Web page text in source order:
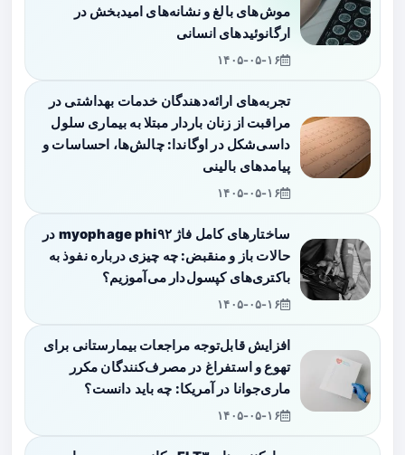
موش‌های بالغ و نشانه‌های امیدبخش در
ارگانوئیدهای انسانی
۱۴۰۵-۰۵-۱۶
تجربه‌های ارائه‌دهندگان خدمات بهداشتی در
مراقبت از زنان باردار مبتلا به بیماری سلول
داسی‌شکل در اوگاندا: چالش‌ها، احساسات و
پیامدهای بالینی
۱۴۰۵-۰۵-۱۶
ساختارهای کامل فاژ myophage phi۹۲ در
حالات باز و منقبض: چه چیزی درباره نفوذ به
باکتری‌های کپسول‌دار می‌آموزیم؟
۱۴۰۵-۰۵-۱۶
افزایش قابل‌توجه مراجعات بیمارستانی برای
تهوع و استفراغ در مصرف‌کنندگان مکرر
ماری‌جوانا در آمریکا: چه باید دانست؟
۱۴۰۵-۰۵-۱۶